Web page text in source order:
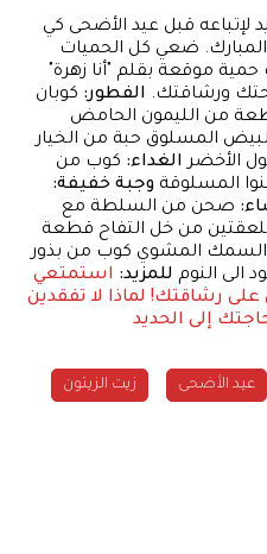
لإتباعه قبل عيد الأضحى كي
ضعي كل الحميات
حمية موقعة بقلم "أنا زهرة"
ورشاقتك. الفطور: كوبان
من الليمون الحامض
المسلوق حبة من الخيار
الأخضر الغداء: كوب من
المسلوقة وجبة خفيفة:
صحن من السلطة مع
من خل التفاح قطعة
السمك المشوي كوب من بذور
الى النوم للمزيد: استمتعي
على رشاقتك! لماذا لا تفقدين
إلى الحديد
عيد الأضحى زيت الزيتون